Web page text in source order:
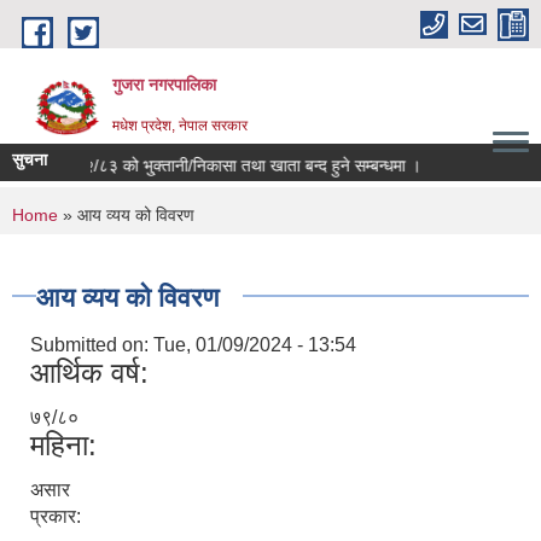
Skip to main content
गुजरा नगरपालिका
मधेश प्रदेश, नेपाल सरकार
सुचना
आ.व ०८२/८३ को भु्क्तानी/निकासा तथा खाता बन्द हुने सम्बन्धमा ।
You are here
Home » आय व्यय को विवरण
आय व्यय को विवरण
Submitted on: Tue, 01/09/2024 - 13:54
आर्थिक वर्ष:
७९/८०
महिना:
असार
प्रकार: